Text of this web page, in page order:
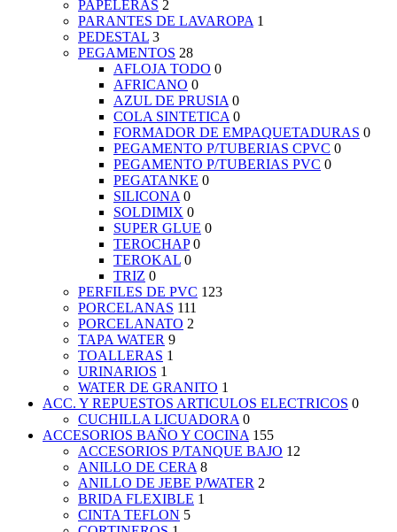
PAPELERAS 2
PARANTES DE LAVAROPA 1
PEDESTAL 3
PEGAMENTOS 28
AFLOJA TODO 0
AFRICANO 0
AZUL DE PRUSIA 0
COLA SINTETICA 0
FORMADOR DE EMPAQUETADURAS 0
PEGAMENTO P/TUBERIAS CPVC 0
PEGAMENTO P/TUBERIAS PVC 0
PEGATANKE 0
SILICONA 0
SOLDIMIX 0
SUPER GLUE 0
TEROCHAP 0
TEROKAL 0
TRIZ 0
PERFILES DE PVC 123
PORCELANAS 111
PORCELANATO 2
TAPA WATER 9
TOALLERAS 1
URINARIOS 1
WATER DE GRANITO 1
ACC. Y REPUESTOS ARTICULOS ELECTRICOS 0
CUCHILLA LICUADORA 0
ACCESORIOS BAÑO Y COCINA 155
ACCESORIOS P/TANQUE BAJO 12
ANILLO DE CERA 8
ANILLO DE JEBE P/WATER 2
BRIDA FLEXIBLE 1
CINTA TEFLON 5